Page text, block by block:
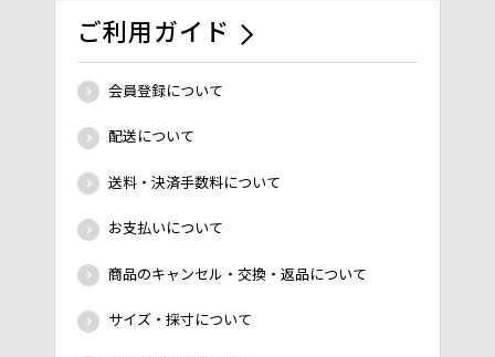
ご利用ガイド
会員登録について
配送について
送料・決済手数料について
お支払いについて
商品のキャンセル・交換・返品について
サイズ・採寸について